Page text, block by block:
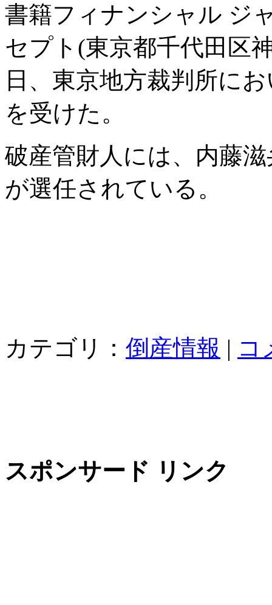
書籍フィナンシャル ジ
セプト(東京都千代田区
日、東京地方裁判所に
を受けた。
破産管財人には、内藤
が選任されている。
カテゴリ： 倒産情報 | コ
スポンサード リンク